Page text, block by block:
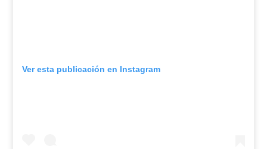
Ver esta publicación en Instagram